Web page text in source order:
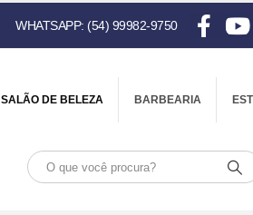
WHATSAPP: (54) 99982-9750
SALÃO DE BELEZA BARBEARIA